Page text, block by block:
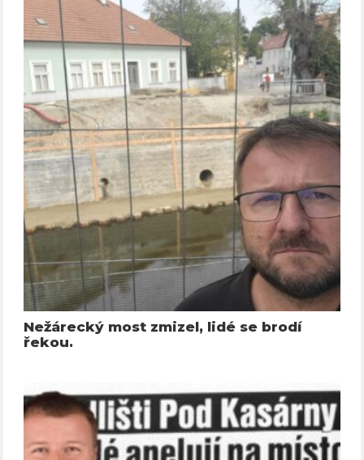
Nežárecký most zmizel, lidé se brodí
řekou.